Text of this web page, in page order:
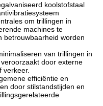
koolstofstaal
om trillingen in
machines te
betrouwbaarheid worden
van trillingen in
door externe
verkeer.
efficiëntie en
door stilstandstijden en